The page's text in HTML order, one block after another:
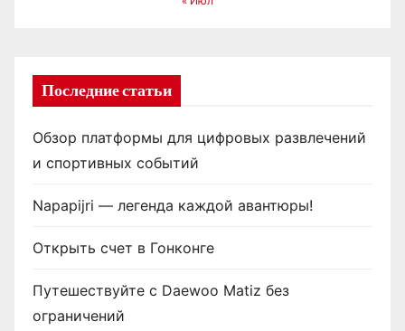
Последние статьи
Обзор платформы для цифровых развлечений
и спортивных событий
Napapijri — легенда каждой авантюры!
Открыть счет в Гонконге
Путешествуйте с Daewoo Matiz без
ограничений